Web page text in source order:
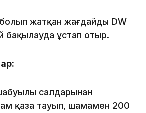
жатқан жағдайды DW
бақылауда ұстап отыр.
салдарынан
қаза тауып, шамамен 200